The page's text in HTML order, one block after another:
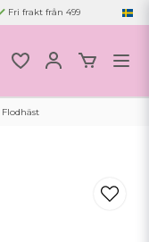
Fri frakt från 499